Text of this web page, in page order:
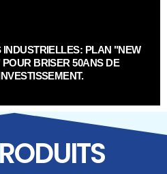
INDUSTRIELLES: PLAN "NEW
BRISER 50ANS DE
ATELIER MAGZI-